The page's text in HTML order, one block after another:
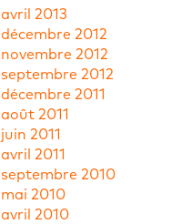
avril 2013
décembre 2012
novembre 2012
septembre 2012
décembre 2011
août 2011
juin 2011
avril 2011
septembre 2010
mai 2010
avril 2010